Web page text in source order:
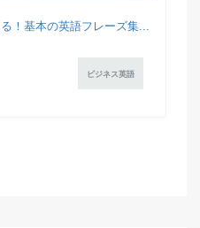
！基本の英語フレーズ集...
ビジネス英語